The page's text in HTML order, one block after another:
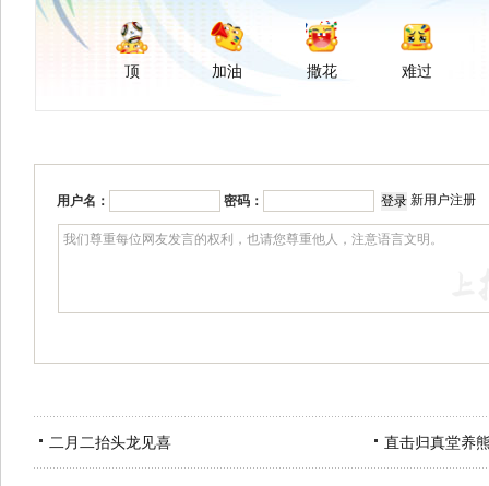
顶 加油 撒花 难过
用户名： 密码： 新用户注册
二月二抬头龙见喜 直击归真堂养